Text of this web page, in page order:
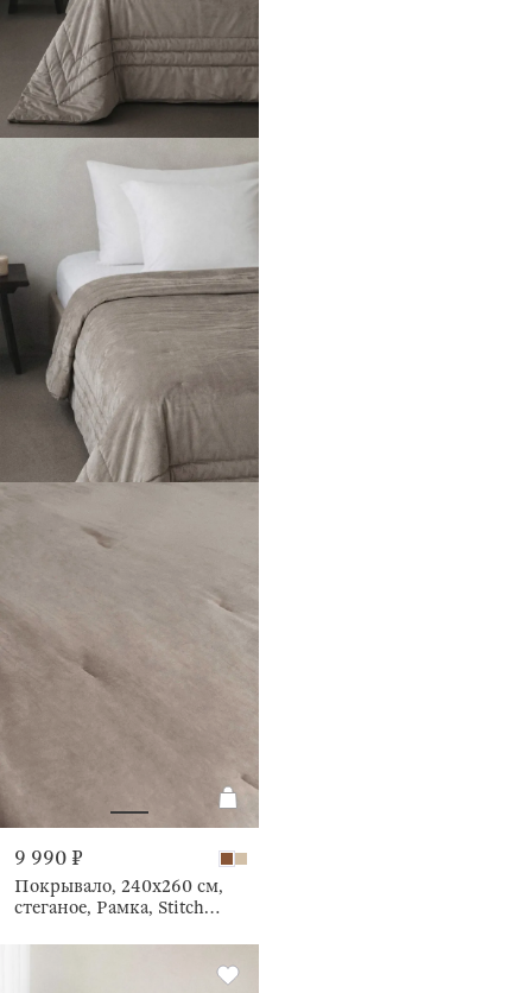
9 990 ₽
Покрывало, 240х260 см,
стеганое, Рамка, Stitch